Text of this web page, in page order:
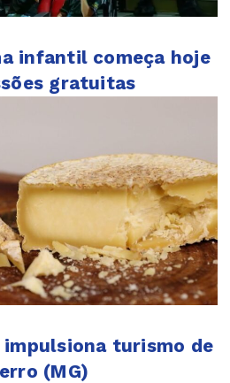
infantil começa hoje
gratuitas
impulsiona turismo de
(MG)